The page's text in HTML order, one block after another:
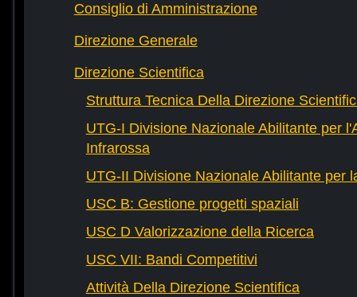
Consiglio di Amministrazione
Direzione Generale
Direzione Scientifica
Struttura Tecnica Della Direzione
UTG-I Divisione Nazionale Abilitante per
Infrarossa
UTG-II Divisione Nazionale Abilitante per
USC B: Gestione progetti spaziali
USC D Valorizzazione della Ricerca
USC VII: Bandi Competitivi
Attività Della Direzione Scientifica